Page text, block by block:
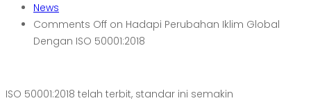
News
Comments Off on Hadapi Perubahan Iklim Global
Dengan ISO 50001:2018
ISO 50001:2018 telah terbit, standar ini semakin